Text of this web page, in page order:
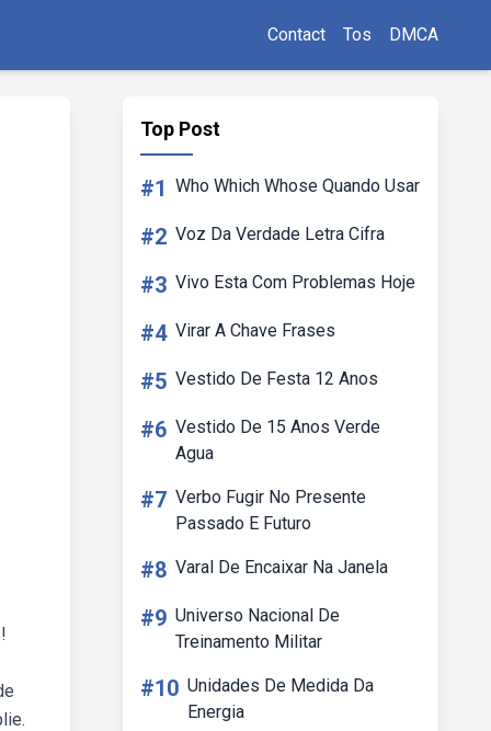
Contact Tos DMCA
Top Post
#1 Who Which Whose Quando Usar
#2 Voz Da Verdade Letra Cifra
#3 Vivo Esta Com Problemas Hoje
#4 Virar A Chave Frases
#5 Vestido De Festa 12 Anos
#6 Vestido De 15 Anos Verde
Agua
#7 Verbo Fugir No Presente
Passado E Futuro
#8 Varal De Encaixar Na Janela
#9 Universo Nacional De
Treinamento Militar
#10 Unidades De Medida Da
Energia